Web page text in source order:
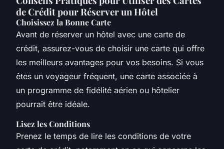
de Crédit pour Réserver un Hôtel
Choisissez la Bonne Carte
Avant de réserver un hôtel avec une carte de
crédit, assurez-vous de choisir une carte qui offre
les meilleurs avantages pour vos besoins. Si vous
êtes un voyageur fréquent, une carte associée à
un programme de fidélité aérien ou hôtelier
pourrait être idéale.
Lisez les Conditions
Prenez le temps de lire les conditions de votre